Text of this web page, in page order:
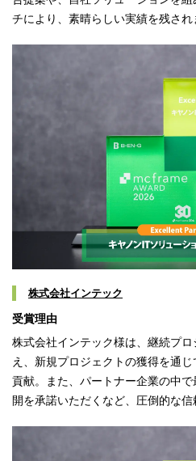
チにより、素晴らしい実績を残され
株式会社インテック
受賞理由
株式会社インテック様は、継続プ
え、新規プロジェクトの獲得を通
貢献。また、パートナー企業の中
開を承諾いただくなど、圧倒的な信